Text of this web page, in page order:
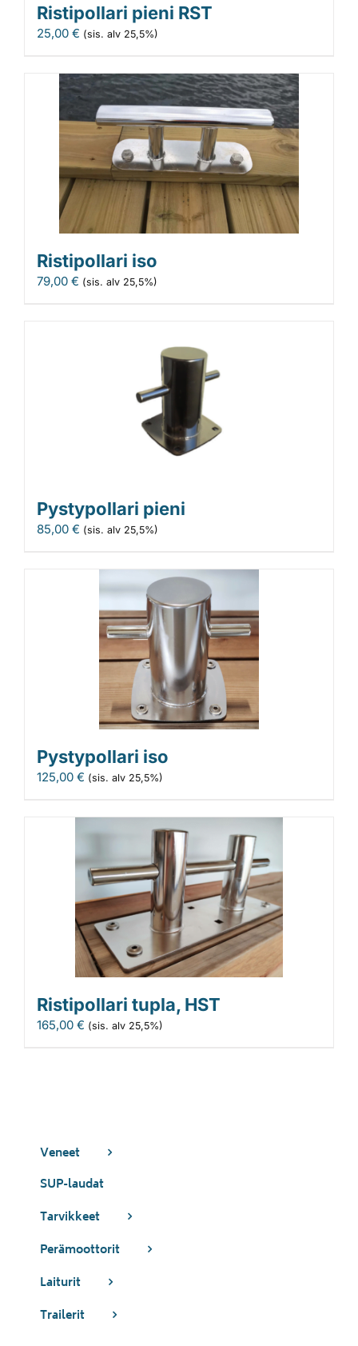
Ristipollari pieni RST
25,00 € (sis. alv 25,5%)
Ristipollari iso
79,00 € (sis. alv 25,5%)
Pystypollari pieni
85,00 € (sis. alv 25,5%)
Pystypollari iso
125,00 € (sis. alv 25,5%)
Ristipollari tupla, HST
165,00 € (sis. alv 25,5%)
Veneet
SUP-laudat
Tarvikkeet
Perämoottorit
Laiturit
Trailerit